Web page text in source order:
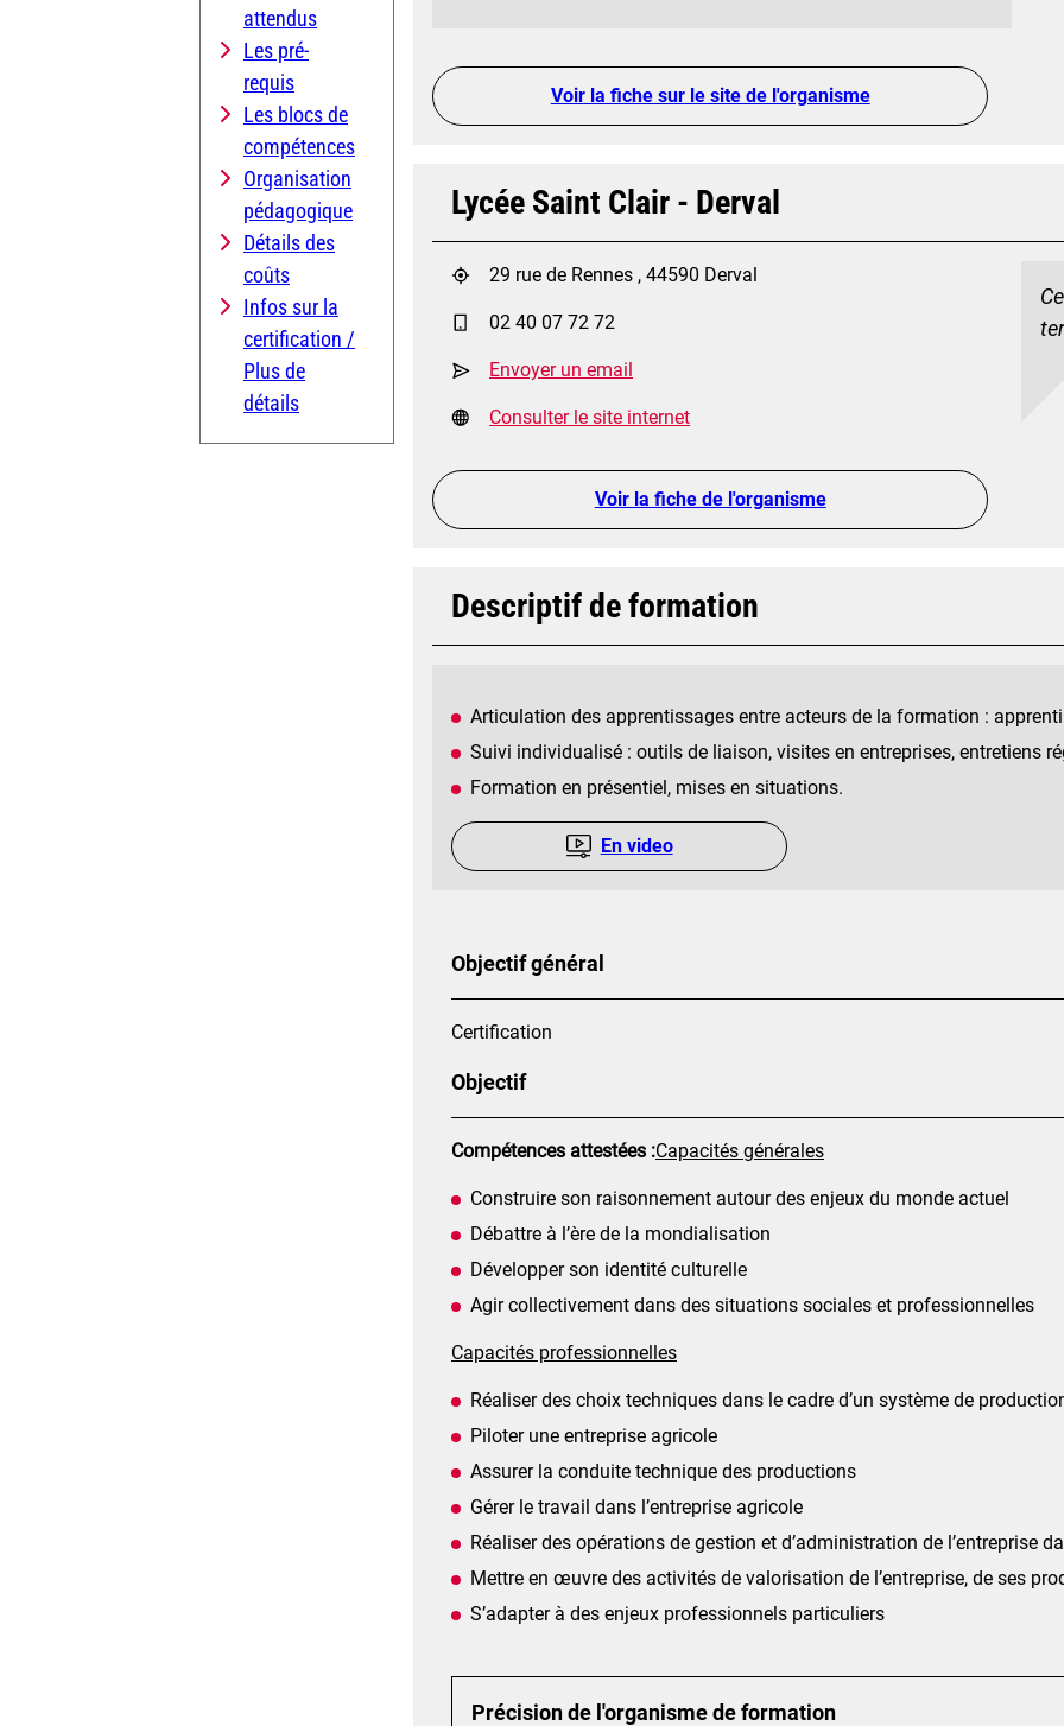
attendus
Les pré-
requis
Les blocs de
compétences
Organisation
pédagogique
Détails des
coûts
Infos sur la
certification /
Plus de
détails
Voir la fiche sur le site de l'organisme
Lycée Saint Clair - Derval
29 rue de Rennes , 44590 Derval
02 40 07 72 72
Envoyer un email
Consulter le site internet
Voir la fiche de l'organisme
Descriptif de formation
Articulation des apprentissages entre acteurs de la formation :
Suivi individualisé : outils de liaison, visites en entreprises, entretiens
Formation en présentiel, mises en situations.
En video
Objectif général
Certification
Objectif
Compétences attestées :Capacités générales
Construire son raisonnement autour des enjeux du monde actuel
Débattre à l’ère de la mondialisation
Développer son identité culturelle
Agir collectivement dans des situations sociales et professionnelles
Capacités professionnelles
Réaliser des choix techniques dans le cadre d’un système de
Piloter une entreprise agricole
Assurer la conduite technique des productions
Gérer le travail dans l’entreprise agricole
Réaliser des opérations de gestion et d’administration de l’entreprise
Mettre en œuvre des activités de valorisation de l’entreprise, de ses
S’adapter à des enjeux professionnels particuliers
Précision de l'organisme de formation